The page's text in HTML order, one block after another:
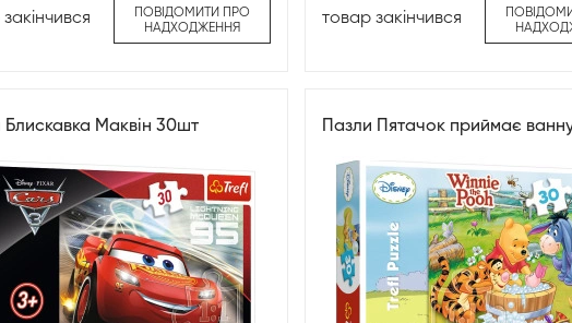
ПОВІДОМИТИ ПРО
НАДХОДЖЕННЯ
товар закінчився
Блискавка Маквін 30шт Пазли Пятачок приймає